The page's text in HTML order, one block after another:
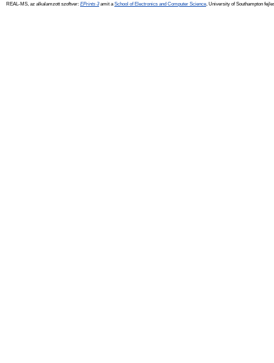
REAL-MS, az alkalamzott szoftver: EPrints 3amit a School of Electronics and Computer Science , University of Southampton